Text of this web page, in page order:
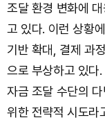
조달 환경 변화에
고 있다. 이런 상황
기반 확대, 결제 과
으로 부상하고 있다
자금 조달 수단의
위한 전략적 시도라